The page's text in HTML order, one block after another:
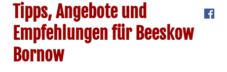
Tipps, Angebote und
Empfehlungen für Beeskow
Bornow